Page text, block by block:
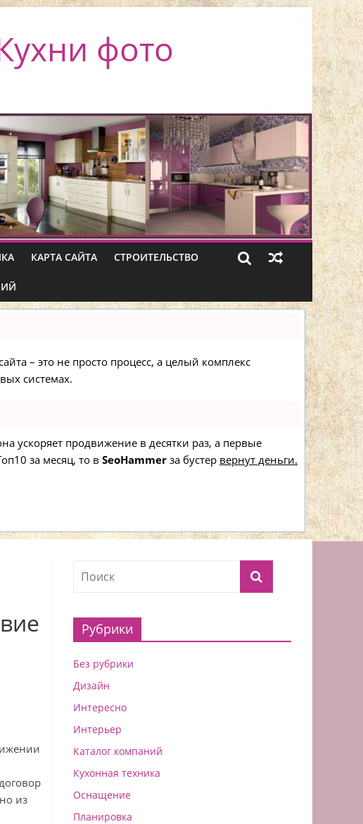
фото
КАРТА САЙТА СТРОИТЕЛЬСТВО
– это не просто процесс, а целый комплекс
системах.
ускоряет продвижение в десятки раз, а первые
за месяц, то в SeoHammer за бустер вернут деньги.
из
Рубрики
Без рубрики
Дизайн
Интересно
Интерьер
Каталог компаний
Кухонная техника
Оснащение
Планировка